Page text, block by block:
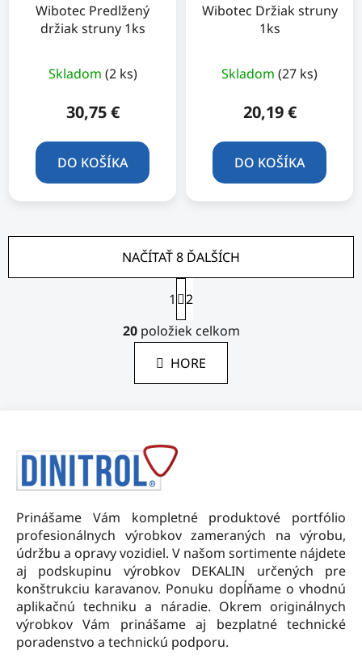
Wibotec Predlžený
držiak struny 1ks
Skladom (2 ks)
30,75 €
DO KOŠÍKA
Wibotec Držiak struny
1ks
Skladom (27 ks)
20,19 €
DO KOŠÍKA
O
v
l
á
d
v
k
y
v
ý
p
i
s
u
NAČÍTAŤ 8 ĎALŠÍCH
S
t
r
á
n
k
1
2
20položiek celkom
HORE
Prinášame Vám kompletné produktové portfólio
profesionálnych výrobkov zameraných na výrobu,
údržbu a opravy vozidiel. V našom sortimente nájdete
aj podskupinu výrobkov DEKALIN určených pre
konštrukciu karavanov. Ponuku dopĺňame o vhodnú
aplikačnú techniku a náradie. Okrem originálnych
výrobkov Vám prinášame aj bezplatné technické
poradenstvo a technickú podporu.